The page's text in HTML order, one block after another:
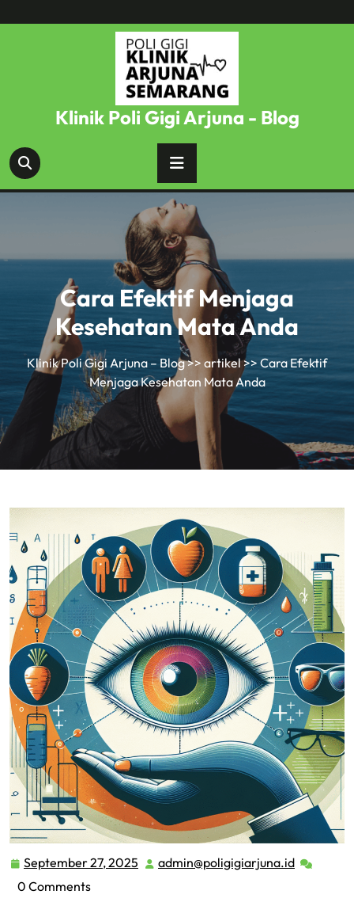
to
Klinik Poli Gigi Arjuna - Blog
Cara Efektif Menjaga
Kesehatan Mata Anda
Klinik Poli Gigi Arjuna – Blog>> artikel>> Cara Efektif
Menjaga Kesehatan Mata Anda
September 27, 2025 September
admin@poligigiarjuna.id
0 Comments